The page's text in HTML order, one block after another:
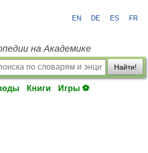
EN DE ES FR
на Академике
Найти!
Книги Игры ⚽